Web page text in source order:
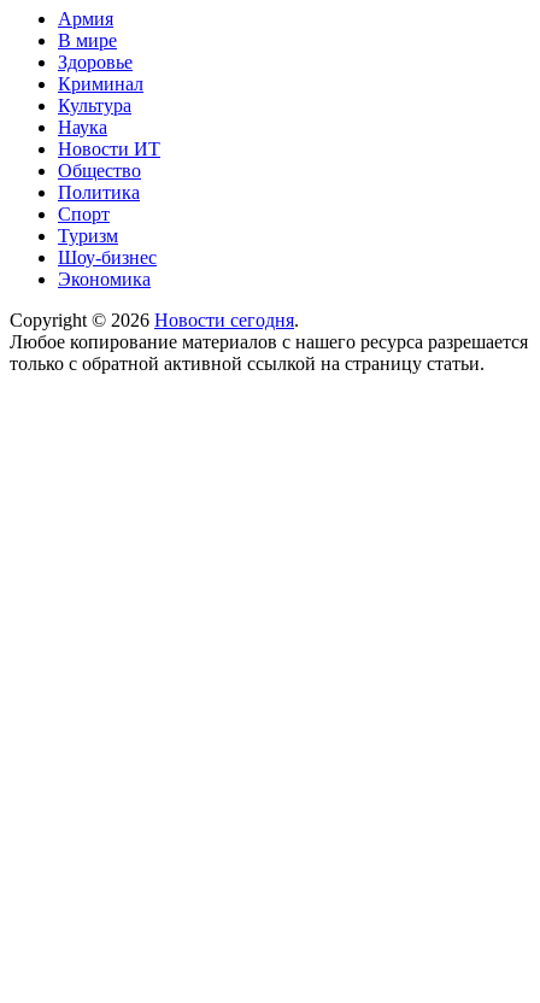
Армия
В мире
Здоровье
Криминал
Культура
Наука
Новости ИТ
Общество
Политика
Спорт
Туризм
Шоу-бизнес
Экономика
Copyright © 2026 Новости сегодня.
Любое копирование материалов с нашего ресурса разрешается
только с обратной активной ссылкой на страницу статьи.